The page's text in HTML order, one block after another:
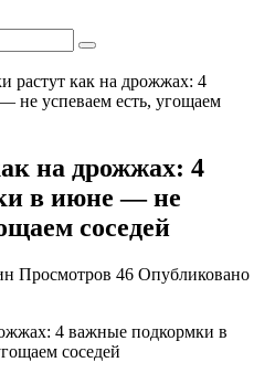
растут как на дрожжах: 4
успеваем есть, угощаем
на дрожжах: 4
в июне — не
соседей
Просмотров 46 Опубликовано